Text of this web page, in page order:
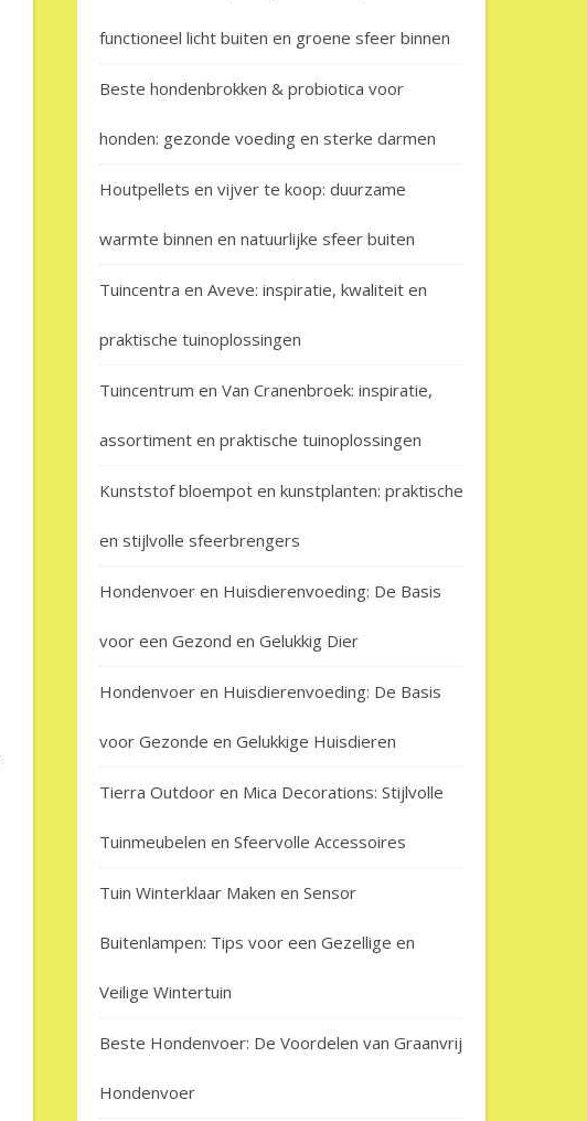
functioneel licht buiten en groene sfeer binnen
Beste hondenbrokken & probiotica voor
honden: gezonde voeding en sterke darmen
Houtpellets en vijver te koop: duurzame
warmte binnen en natuurlijke sfeer buiten
Tuincentra en Aveve: inspiratie, kwaliteit en
praktische tuinoplossingen
Tuincentrum en Van Cranenbroek: inspiratie,
assortiment en praktische tuinoplossingen
Kunststof bloempot en kunstplanten: praktische
en stijlvolle sfeerbrengers
Hondenvoer en Huisdierenvoeding: De Basis
voor een Gezond en Gelukkig Dier
Hondenvoer en Huisdierenvoeding: De Basis
voor Gezonde en Gelukkige Huisdieren
Tierra Outdoor en Mica Decorations: Stijlvolle
Tuinmeubelen en Sfeervolle Accessoires
Tuin Winterklaar Maken en Sensor
Buitenlampen: Tips voor een Gezellige en
Veilige Wintertuin
Beste Hondenvoer: De Voordelen van Graanvrij
Hondenvoer